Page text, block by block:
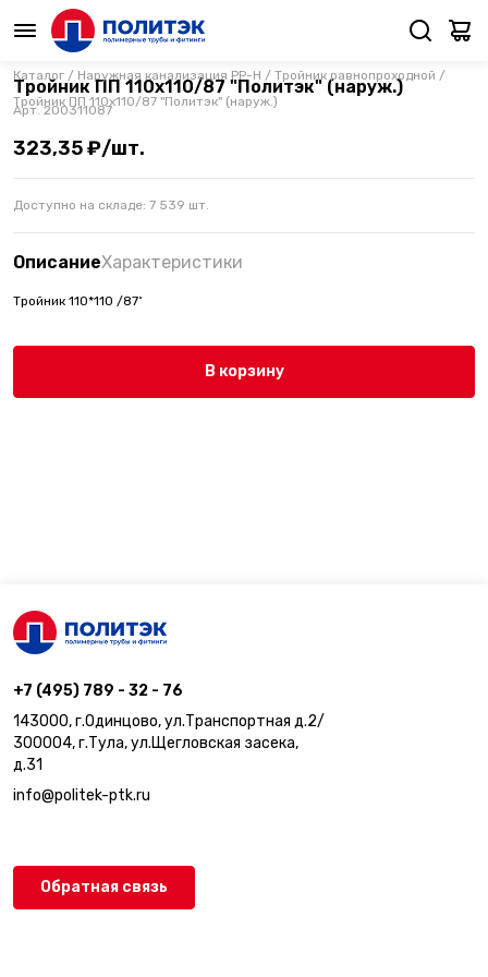
Каталог / Наружная канализация PP-H / Тройник равнопроходной /
Тройник ПП 110х110/87 "Политэк" (наруж.)
Тройник ПП 110х110/87 "Политэк" (наруж.)
Арт.200311087
323,35 ₽/шт.
Доступно на складе: 7 539 шт.
ОписаниеХарактеристики
Тройник 110*110 /87˚
В корзину
+7 (495) 789 - 32 - 76
143000, г.Одинцово, ул.Транспортная д.2/
300004, г.Тула, ул.Щегловская засека,
д.31
info@politek-ptk.ru
Обратная связь